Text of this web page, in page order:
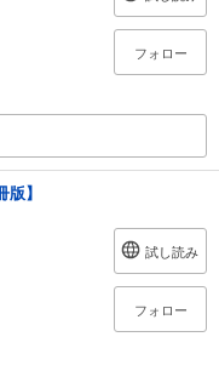
フォロー
】
試し読み
フォロー